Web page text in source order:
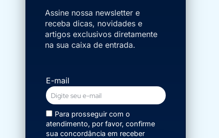
Assine nossa newsletter e
receba dicas, novidades e
artigos exclusivos diretamente
na sua caixa de entrada.
E-mail
Para prosseguir com o
atendimento, por favor, confirme
sua concordância em receber